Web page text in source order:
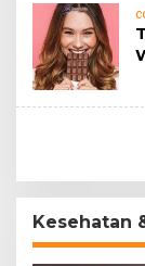
Kesehatan